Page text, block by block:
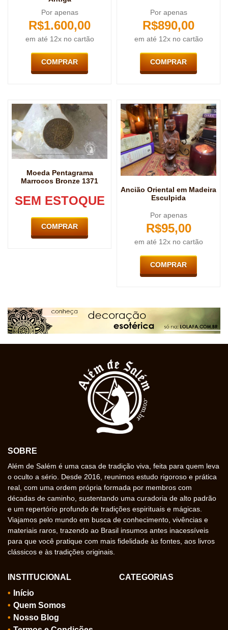
Por apenas
R$1.600,00
em até 12x no cartão
COMPRAR
Por apenas
R$890,00
em até 12x no cartão
COMPRAR
Moeda Pentagrama
Marrocos Bronze 1371
SEM ESTOQUE
COMPRAR
Ancião Oriental em Madeira
Esculpida
Por apenas
R$95,00
em até 12x no cartão
COMPRAR
SOBRE
Além de Salém é uma casa de tradição viva, feita para quem leva
o oculto a sério. Desde 2016, reunimos estudo rigoroso e prática
real, com uma ordem própria formada por membros com
décadas de caminho, sustentando uma curadoria de alto padrão
e um repertório profundo de tradições espirituais e mágicas.
Viajamos pelo mundo em busca de conhecimento, vivências e
materiais raros, trazendo ao Brasil insumos antes inacessíveis
para que você pratique com mais fidelidade às fontes, aos livros
clássicos e às tradições originais.
INSTITUCIONAL
Início
Quem Somos
Nosso Blog
CATEGORIAS